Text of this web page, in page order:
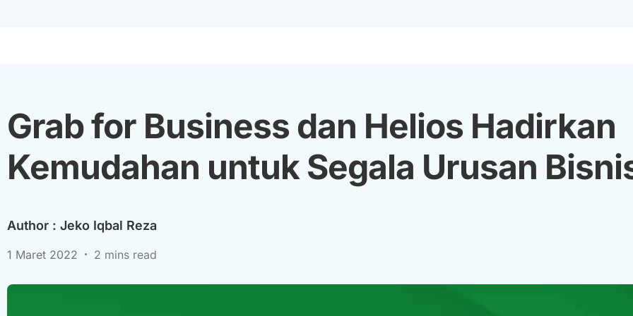
Grab for Business dan Helios Hadirkan
Kemudahan untuk Segala Urusan
Author : Jeko Iqbal Reza
1 Maret 2022